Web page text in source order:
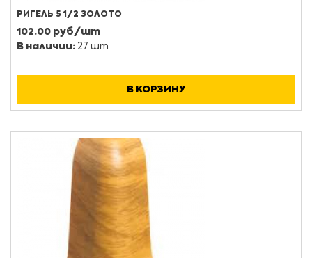
РИГЕЛЬ 5 1/2 ЗОЛОТО
102.00 руб/шт
В наличии: 27 шт
В КОРЗИНУ